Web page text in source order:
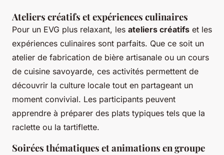
Ateliers créatifs et expériences culinaires
Pour un EVG plus relaxant, les ateliers créatifs et les
expériences culinaires sont parfaits. Que ce soit un
atelier de fabrication de bière artisanale ou un cours
de cuisine savoyarde, ces activités permettent de
découvrir la culture locale tout en partageant un
moment convivial. Les participants peuvent
apprendre à préparer des plats typiques tels que la
raclette ou la tartiflette.
Soirées thématiques et animations en groupe